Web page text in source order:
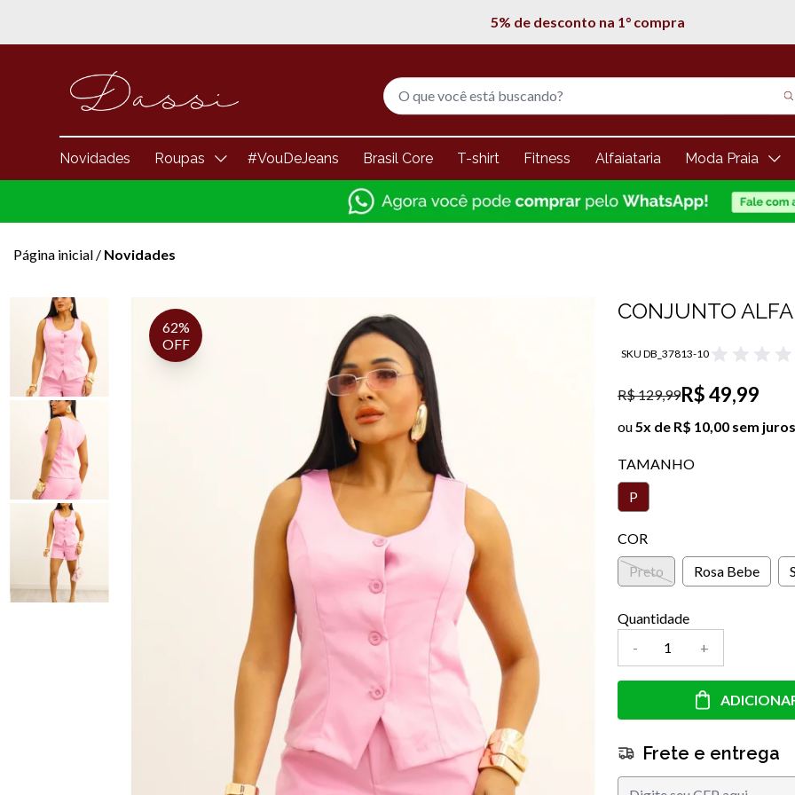
Entregamos em todo Brasil
Novidades Roupas #VouDeJeans Brasil Core T-shirt Fitness Alfaiataria Moda Praia
Página inicial / Novidades
CONJUNTO
SKU DB_37813-10
R$ 129,99R$ 49,99
ou 5x de R$ 10,00 sem juros
62%
OFF
TAMANHO
P
COR
Preto
Rosa Bebe
Quantidade
-
+
Frete e entrega